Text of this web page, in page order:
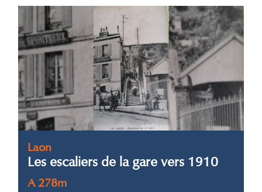
Laon
Les escaliers de la gare vers 1910
A 278m